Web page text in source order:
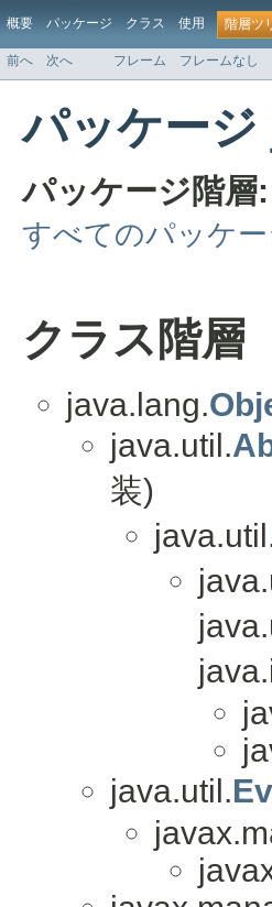
概要 パッケージ クラス 使用 階層ツ
前へ 次へ フレーム フレームなし
パッケー
パッケージ階層:
すべてのパッケー
クラス階層
java.lang.
java.util.
装)
java.util.